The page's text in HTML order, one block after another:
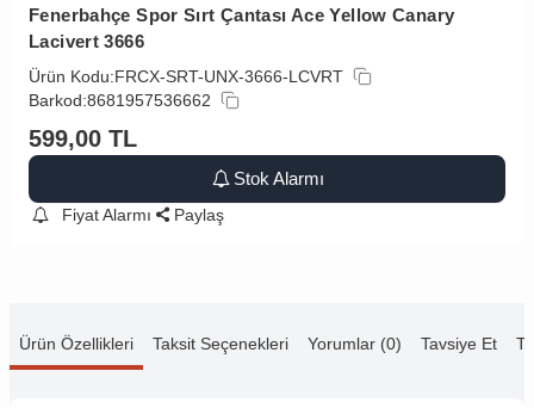
Fenerbahçe Spor Sırt Çantası Ace Yellow Canary
Lacivert 3666
Ürün Kodu:FRCX-SRT-UNX-3666-LCVRT
Barkod:8681957536662
599,00 TL
Stok Alarmı
Fiyat Alarmı Paylaş
Ürün Özellikleri Taksit Seçenekleri Yorumlar (0) Tavsiye Et